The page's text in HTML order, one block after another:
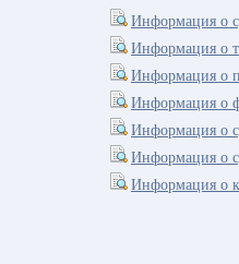
Информация о
Информация о
Информация о
Информация о
Информация о
Информация о
Информация о